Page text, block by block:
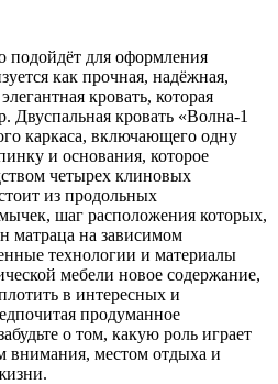
подойдёт для оформления
как прочная, надёжная,
кровать, которая
Двуспальная кровать «Волна-1
каркаса, включающего одну
и основания, которое
четырех клиновых
из продольных
шаг расположения которых,
матраца на зависимом
технологии и материалы
мебели новое содержание,
в интересных и
продуманное
о том, какую роль играет
внимания, местом отдыха и